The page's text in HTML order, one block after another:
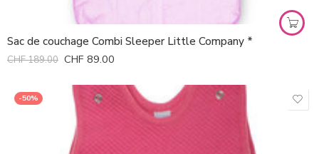
Sac de couchage Combi Sleeper Little Company *
CHF189.00 CHF 89.00
-50%